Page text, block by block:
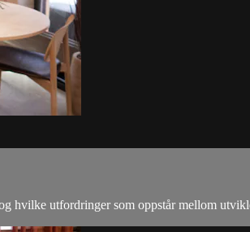
hvilke utfordringer som oppstår mellom